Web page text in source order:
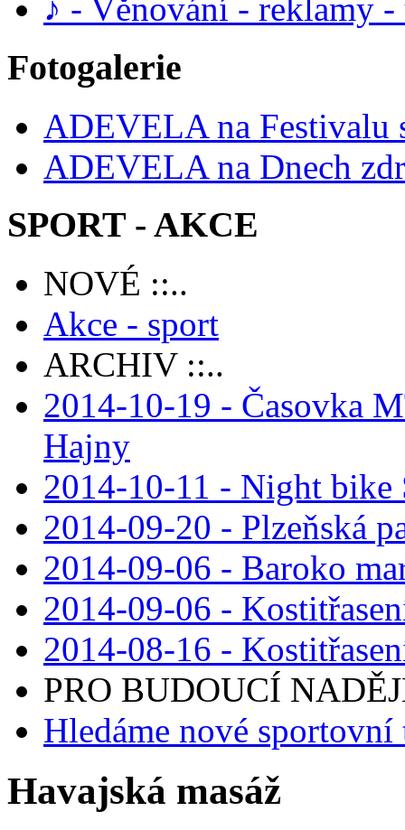
♪ - Věnování - reklamy
Fotogalerie
ADEVELA na Festivalu
ADEVELA na Dnech
SPORT - AKCE
NOVÉ ::..
Akce - sport
ARCHIV ::..
2014-10-19 - Časovka
Hajny
2014-10-11 - Night bike
2014-09-20 - Plzeňská
2014-09-06 - Baroko
2014-09-06 -
2014-08-16 -
PRO BUDOUCÍ
Hledáme nové sportovní
Havajská masáž